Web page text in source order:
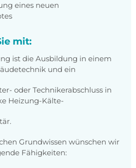
eines neuen
mit:
ist die Ausbildung in einem
und ein
oder Technikerabschluss in
Heizung-Kälte-
Grundwissen wünschen wir
Fähigkeiten: